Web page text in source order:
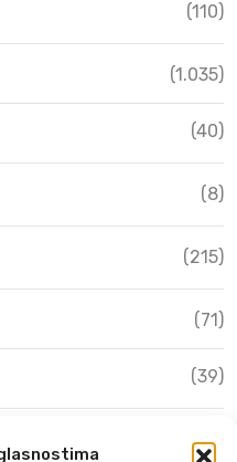
(110)
(1.035)
(40)
(8)
(215)
(71)
(39)
(59)